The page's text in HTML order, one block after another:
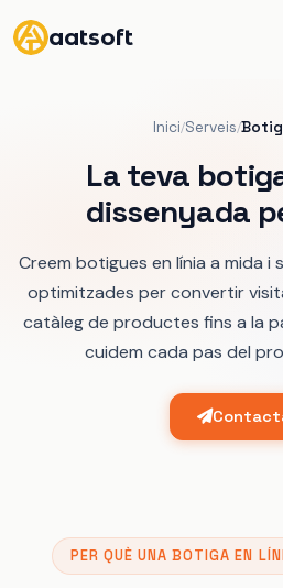
aatsoft
Inici/Serveis/
La teva
dissenyada
Creem botigues en línia a mida i
optimitzades per convertir
catàleg de productes fins a la
cuidem cada pas del
PER QUÈ UNA BOTIGA EN